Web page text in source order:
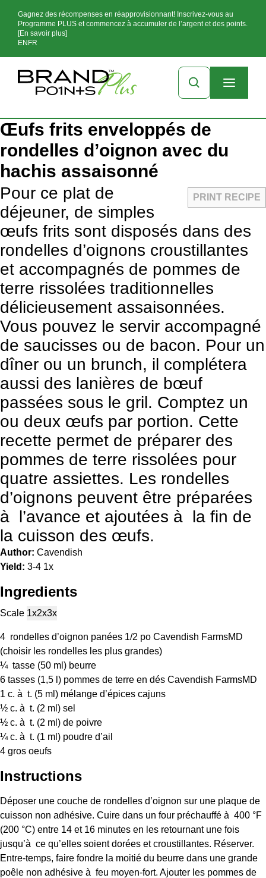
Gagnez des récompenses en réapprovisionnant! Inscrivez-vous au
Programme PLUS et commencez à accumuler de l’argent et des points.
[En savoir plus]
EN FR
Œufs frits enveloppés de
rondelles d’oignon avec du
hachis assaisonné
PRINT RECIPE
Pour ce plat de
déjeuner, de simples
œufs frits sont disposés dans des
rondelles d’oignons croustillantes
et accompagnés de pommes de
terre rissolées traditionnelles
délicieusement assaisonnées.
Vous pouvez le servir accompagné
de saucisses ou de bacon. Pour un
dîner ou un brunch, il complétera
aussi des lanières de bœuf
passées sous le gril. Comptez un
ou deux œufs par portion. Cette
recette permet de préparer des
pommes de terre rissolées pour
quatre assiettes. Les rondelles
d’oignons peuvent être préparées
à l’avance et ajoutées à la fin de
la cuisson des œufs.
Author: Cavendish
Yield: 3-4 1x
Ingredients
Scale 1x2x3x
4 rondelles d’oignon panées 1/2 po Cavendish FarmsMD
(choisir les rondelles les plus grandes)
¼tasse (50 ml) beurre
6 tasses (1,5 l) pommes de terre en dés Cavendish FarmsMD
1 c. à t. (5 ml) mélange d’épices cajuns
½ c. à t. (2 ml) sel
½ c. à t. (2 ml) de poivre
¼c. à t. (1 ml) poudre d’ail
4 gros oeufs
Instructions
Déposer une couche de rondelles d’oignon sur une plaque de
cuisson non adhésive. Cuire dans un four préchauffé à 400 °F
(200 °C) entre 14 et 16 minutes en les retournant une fois
jusqu’à ce qu’elles soient dorées et croustillantes. Réserver.
Entre-temps, faire fondre la moitié du beurre dans une grande
poêle non adhésive à feu moyen-fort. Ajouter les pommes de